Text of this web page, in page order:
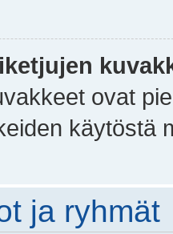
ovat
käytöstä
ja ryhmät